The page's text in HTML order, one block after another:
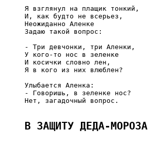
     Я взглянул на плащик тонкий,
     И, как будто не всерьез,
     Неожиданно Аленке
     Задаю такой вопрос:
     - Три девчонки, три Аленки,
     У кого-то нос в зеленке
     И косички словно лен,
     Я в кого из них влюблен?
     Улыбается Аленка:
     - Говоришь, в зеленке нос?
     Нет, загадочный вопрос.
В ЗАЩИТУ ДЕДА-МОРОЗА